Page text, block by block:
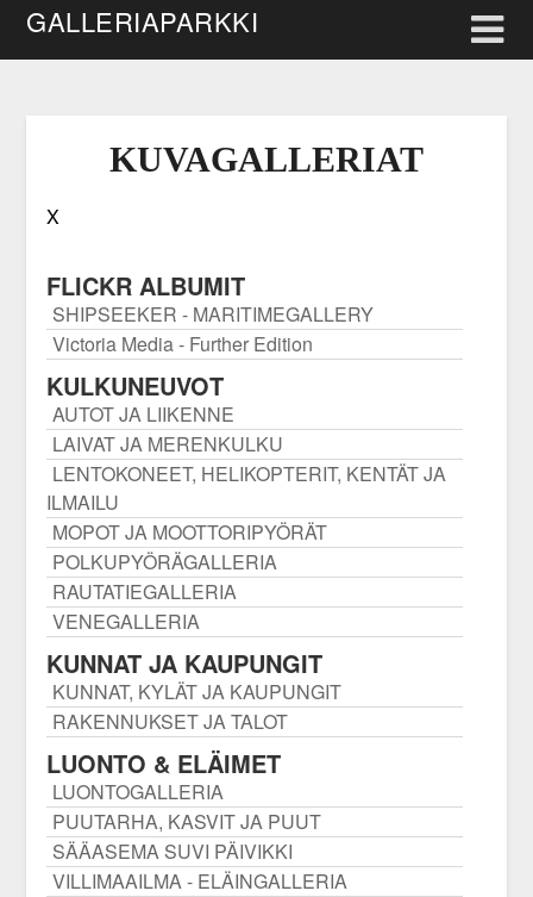
SkipGALLERIAPARKKI
KUVAGALLERIAT
X
FLICKR ALBUMIT
SHIPSEEKER - MARITIMEGALLERY
Victoria Media - Further Edition
KULKUNEUVOT
AUTOT JA LIIKENNE
LAIVAT JA MERENKULKU
LENTOKONEET, HELIKOPTERIT, KENTÄT JA
ILMAILU
MOPOT JA MOOTTORIPYÖRÄT
POLKUPYÖRÄGALLERIA
RAUTATIEGALLERIA
VENEGALLERIA
KUNNAT JA KAUPUNGIT
KUNNAT, KYLÄT JA KAUPUNGIT
RAKENNUKSET JA TALOT
LUONTO & ELÄIMET
LUONTOGALLERIA
PUUTARHA, KASVIT JA PUUT
SÄÄASEMA SUVI PÄIVIKKI
VILLIMAAILMA - ELÄINGALLERIA